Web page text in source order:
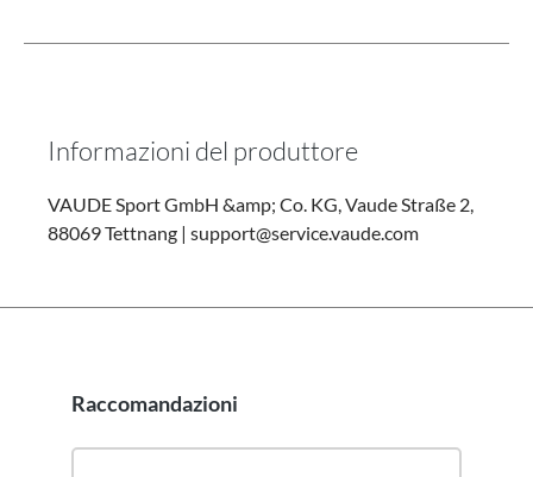
Informazioni del produttore
VAUDE Sport GmbH &amp; Co. KG, Vaude Straße 2,
88069 Tettnang | support@service.vaude.com
Salta la galleria dei prodotti
Raccomandazioni